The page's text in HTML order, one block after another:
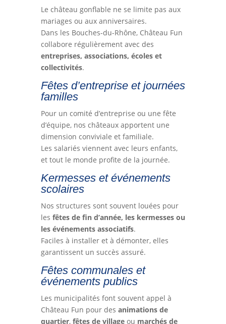
Le château gonflable ne se limite pas aux
mariages ou aux anniversaires.
Dans les Bouches-du-Rhône, Château Fun
collabore régulièrement avec des
entreprises, associations, écoles et
collectivités.
Fêtes d’entreprise et journées
familles
Pour un comité d’entreprise ou une fête
d’équipe, nos châteaux apportent une
dimension conviviale et familiale.
Les salariés viennent avec leurs enfants,
et tout le monde profite de la journée.
Kermesses et événements
scolaires
Nos structures sont souvent louées pour
les fêtes de fin d’année, les kermesses ou
les événements associatifs.
Faciles à installer et à démonter, elles
garantissent un succès assuré.
Fêtes communales et
événements publics
Les municipalités font souvent appel à
Château Fun pour des animations de
quartier, fêtes de villageou marchés de